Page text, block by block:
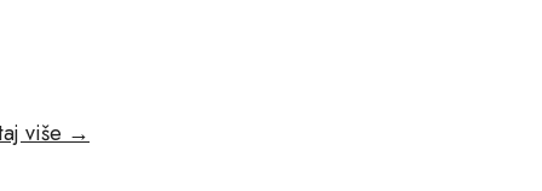
više →